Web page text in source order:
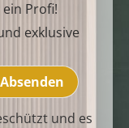
Profi!
exklusive
Absenden
und es